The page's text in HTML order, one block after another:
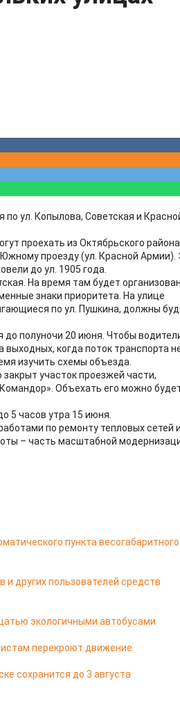
ул. Копылова, Советская и
проехать из Октябрьского
проезду (ул. Красной Армии).
до ул. 1905 года.
На время там будет
знаки приоритета. На улице
по ул. Пушкина, должны
до полуночи 20 июня. Чтобы
когда поток транспорта
изучить схемы объезда.
участок проезжей части,
Объехать его можно
5 часов утра 15 июня.
по ремонту тепловых сетей и
– часть масштабной
пункта весогабаритного
других пользователей средств
экологичными автобусами
перекроют движение
сохранится до 3 августа